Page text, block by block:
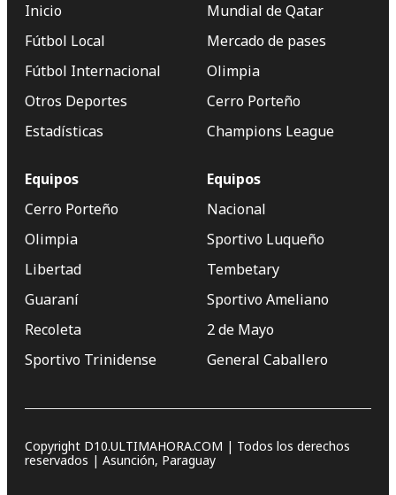
Inicio
Fútbol Local
Fútbol Internacional
Otros Deportes
Estadísticas
Mundial de Qatar
Mercado de pases
Olimpia
Cerro Porteño
Champions League
Equipos
Cerro Porteño
Olimpia
Libertad
Guaraní
Recoleta
Sportivo Trinidense
Equipos
Nacional
Sportivo Luqueño
Tembetary
Sportivo Ameliano
2 de Mayo
General Caballero
Copyright D10.ULTIMAHORA.COM | Todos los derechos
reservados | Asunción, Paraguay